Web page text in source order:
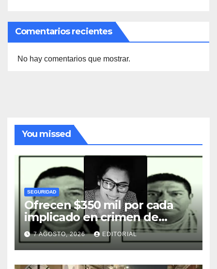
Comentarios recientes
No hay comentarios que mostrar.
You missed
SEGURIDAD
Ofrecen $350 mil por cada
implicado en crimen de
Avisack Douglas
7 AGOSTO, 2026 EDITORIAL